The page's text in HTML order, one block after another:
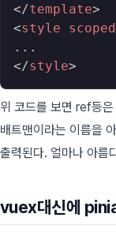
</template>
<style scoped
</style>
위 코드를 보면 ref등
배트맨이라는 이름을
출력된다. 얼마나 아름
vuex대신에